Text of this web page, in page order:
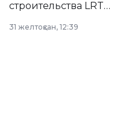
строительства LRT
республиканского
31 желтоқсан, 12:39